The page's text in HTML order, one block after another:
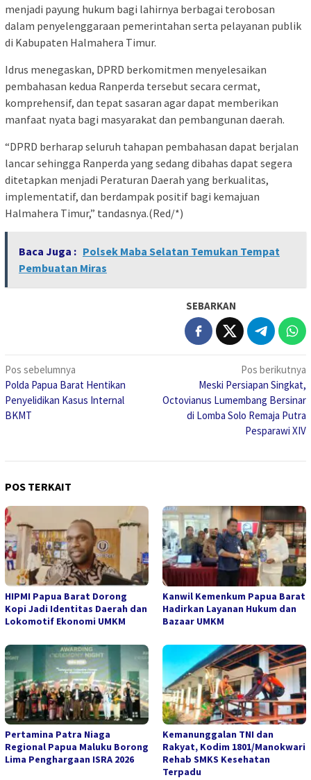
menjadi payung hukum bagi lahirnya berbagai terobosan
dalam penyelenggaraan pemerintahan serta pelayanan publik
di Kabupaten Halmahera Timur.
Idrus menegaskan, DPRD berkomitmen menyelesaikan
pembahasan kedua Ranperda tersebut secara cermat,
komprehensif, dan tepat sasaran agar dapat memberikan
manfaat nyata bagi masyarakat dan pembangunan daerah.
“DPRD berharap seluruh tahapan pembahasan dapat berjalan
lancar sehingga Ranperda yang sedang dibahas dapat segera
ditetapkan menjadi Peraturan Daerah yang berkualitas,
implementatif, dan berdampak positif bagi kemajuan
Halmahera Timur,” tandasnya.(Red/*)
Baca Juga : Polsek Maba Selatan Temukan Tempat
Pembuatan Miras
SEBARKAN
Navigasi
pos
Pos sebelumnya
Polda Papua Barat Hentikan
Penyelidikan Kasus Internal
BKMT
Pos berikutnya
Meski Persiapan Singkat,
Octovianus Lumembang Bersinar
di Lomba Solo Remaja Putra
Pesparawi XIV
POS TERKAIT
HIPMI Papua Barat Dorong
Kopi Jadi Identitas Daerah dan
Lokomotif Ekonomi UMKM
Kanwil Kemenkum Papua Barat
Hadirkan Layanan Hukum dan
Bazaar UMKM
Pertamina Patra Niaga
Regional Papua Maluku Borong
Lima Penghargaan ISRA 2026
Kemanunggalan TNI dan
Rakyat, Kodim 1801/Manokwari
Rehab SMKS Kesehatan
Terpadu